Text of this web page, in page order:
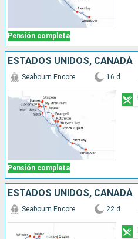
Pensión completa
ESTADOS UNIDOS, CANADÁ
Pensión completa
Seabourn Encore 16 d
ESTADOS UNIDOS, CANADÁ
Seabourn Encore 22 d